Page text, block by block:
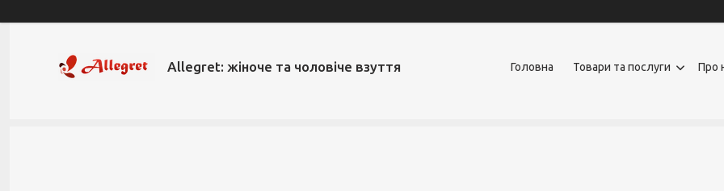
Allegret: жіноче та чоловіче взуття Головна Товари та послуги Про